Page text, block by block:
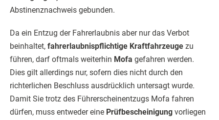
Abstinenznachweis gebunden.
Da ein Entzug der Fahrerlaubnis aber nur das Verbot
beinhaltet, fahrerlaubnispflichtige Kraftfahrzeuge zu
führen, darf oftmals weiterhin Mofa gefahren werden.
Dies gilt allerdings nur, sofern dies nicht durch den
richterlichen Beschluss ausdrücklich untersagt wurde.
Damit Sie trotz des Führerscheinentzugs Mofa fahren
dürfen, muss entweder eine Prüfbescheinigung vorliegen